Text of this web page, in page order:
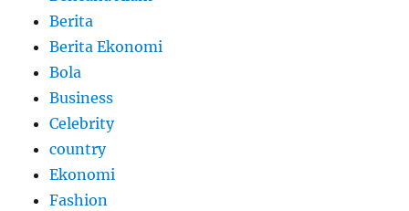
Berita
Berita Ekonomi
Bola
Business
Celebrity
country
Ekonomi
Fashion